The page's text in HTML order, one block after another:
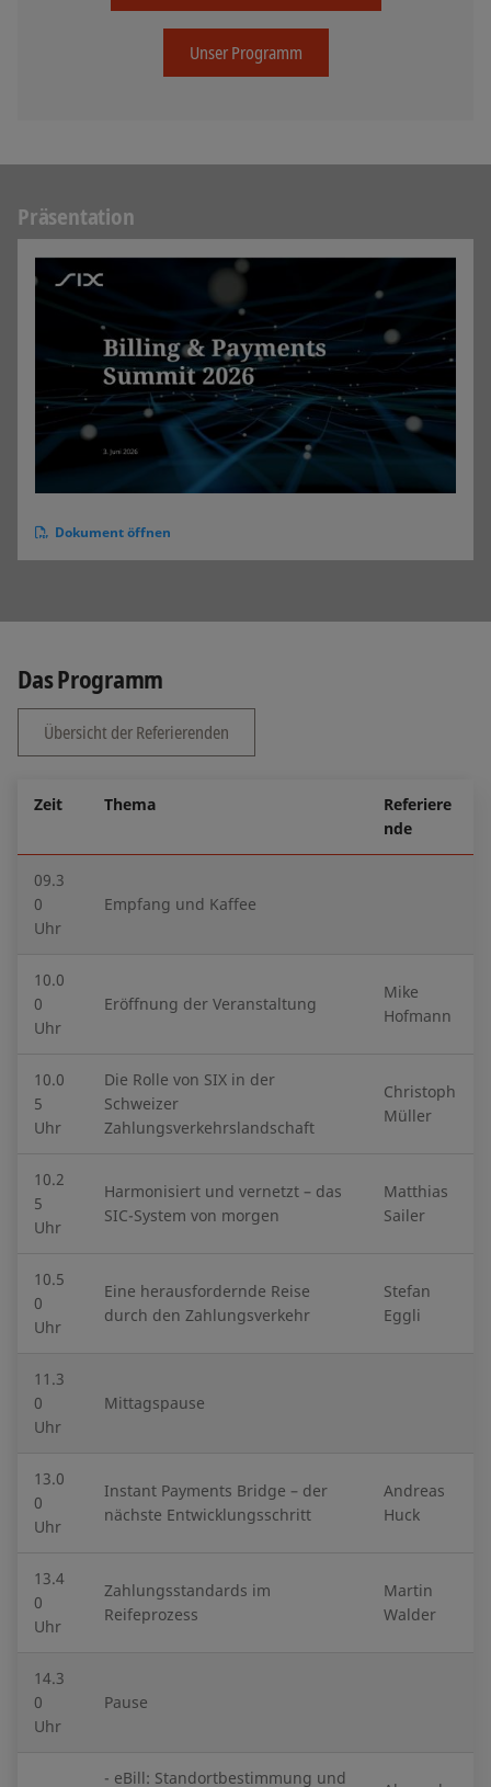
Unser Programm
Präsentation
Dokument öffnen
Das Programm
Übersicht der Referierenden
Zeit Thema
Referiere
nde
09.3
0
Uhr
Empfang und Kaffee
10.0
0
Uhr
Eröffnung der Veranstaltung
Mike
Hofmann
10.0
5
Uhr
Die Rolle von SIX in der
Schweizer
Zahlungsverkehrslandschaft
Christoph
Müller
10.2
5
Uhr
Harmonisiert und vernetzt – das
SIC-System von morgen
Matthias
Sailer
10.5
0
Uhr
Eine herausfordernde Reise
durch den Zahlungsverkehr​
Stefan
Eggli
11.3
0
Uhr
Mittagspause
13.0
0
Uhr
Instant Payments Bridge – der
nächste Entwicklungsschritt
Andreas
Huck
13.4
0
Uhr
Zahlungsstandards im
Reifeprozess
Martin
Walder
14.3
0
Uhr
Pause
- eBill: Standortbestimmung und